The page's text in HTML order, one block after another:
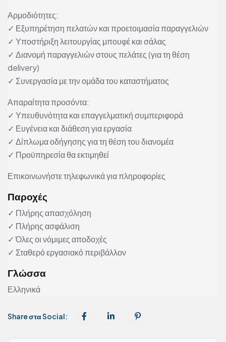
Αρμοδιότητες:
✓ Εξυπηρέτηση πελατών και προετοιμασία παραγγελιών
✓ Υποστήριξη λειτουργίας μπουφέ και σάλας
✓ Διανομή παραγγελιών στους πελάτες (για τη θέση
delivery)
✓ Συνεργασία με την ομάδα του καταστήματος
Απαραίτητα προσόντα:
✓ Υπευθυνότητα και επαγγελματική συμπεριφορά
✓ Ευγένεια και διάθεση για εργασία
✓ Δίπλωμα οδήγησης για τη θέση του διανομέα
✓ Προϋπηρεσία θα εκτιμηθεί
Επικοινωνήστε τηλεφωνικά για πληροφορίες
Παροχές
✓ Πλήρης απασχόληση
✓ Πλήρης ασφάλιση
✓ Όλες οι νόμιμες αποδοχές
✓ Σταθερό εργασιακό περιβάλλον
Γλώσσα
Ελληνικά
Share στα Social: